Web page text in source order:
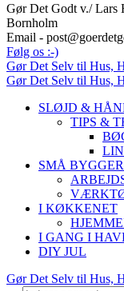
Gør Det Godt v./ Lars
Bornholm
Email -
Følg os :-)
Gør Det Selv til Hus,
Gør Det Selv til Hus,
SLØJD &
TIPS &
SMÅ
I KØKKENET
I GANG I
DIY JUL
Gør Det Selv til Hus,